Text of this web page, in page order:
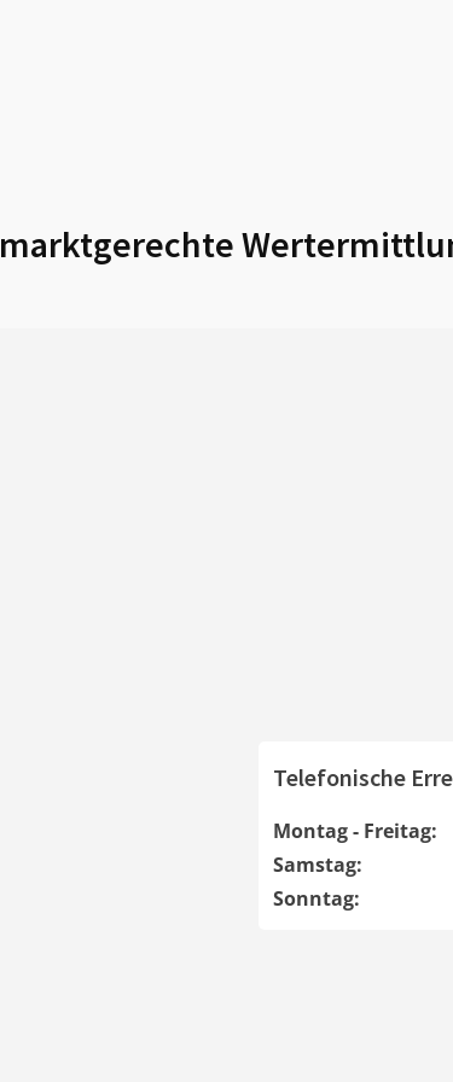
marktgerechte
Telefonische
Montag - Freitag:
Samstag:
Sonntag: